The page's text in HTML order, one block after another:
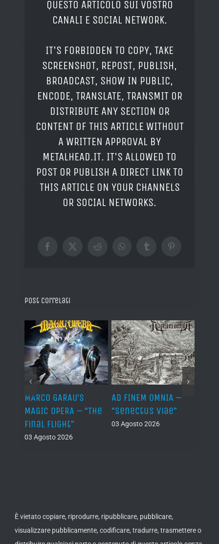
QUESTO ARTICOLO SUI VOSTRO
CANALI E SOCIAL NETWORK.
IT'S FORBIDDEN TO COPY, TAKE
SCREENSHOT, REPOST, PUBLISH,
BROADCAST, SHOW IN PUBLIC,
ENCODE, TRANSLATE, TRANSMIT OR
DISTRIBUTE ANY SECTION OR
CONTENT OF THIS ARTICLE WITHOUT
A WRITTEN APPROVAL BY
METALHEAD.IT. IT'S ALLOWED TO
POST OR PUBLISH A DIRECT LINK TO
THIS ARTICLE ON YOUR CHANNELS
OR SOCIAL NETWORKS.
Facebook
X RedditWhatsAppTumblrPinterest
Post correlati
MARCO GARAU’S
MAGIC OPERA – “The
Final Flight”
03 Agosto 2026
AD FINEM OMNIA –
“Senectus Viae”
03 Agosto 2026
È vietato copiare, riprodurre, ripubblicare, pubblicare,
visualizzare pubblicamente, codificare, tradurre, trasmettere o